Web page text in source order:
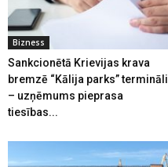
Bizness
Sankcionētā Krievijas krava
bremzē “Kālija parks” termināli
– uzņēmums pieprasa
tiesības...